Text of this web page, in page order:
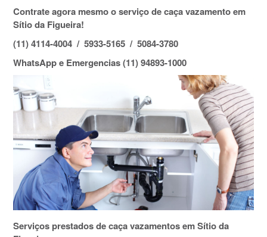
Contrate agora mesmo o serviço de caça vazamento em
Sítio da Figueira!
(11) 4114-4004 / 5933-5165 / 5084-3780
WhatsApp e Emergencias (11) 94893-1000
Serviços prestados de caça vazamentos em Sítio da